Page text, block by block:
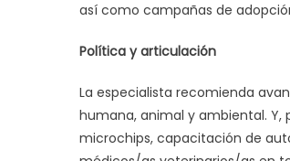
así como campañas de
Política y articulación
La especialista recomienda
humana, animal y ambiental.
microchips, capacitación de